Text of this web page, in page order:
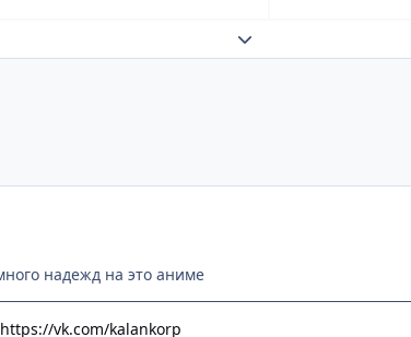
Развернуть обзор темы
надежд на это аниме
https://vk.com/kalankorp